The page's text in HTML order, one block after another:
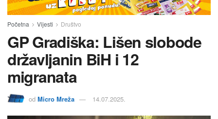
Početna Vijesti Društvo
GP Gradiška: Lišen slobode
državljanin BiH i 12
migranata
od Micro Mreža 14.07.2025.